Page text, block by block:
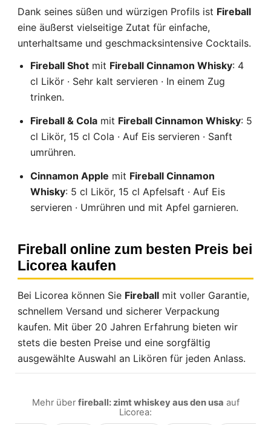
Dank seines süßen und würzigen Profils ist Fireball
eine äußerst vielseitige Zutat für einfache,
unterhaltsame und geschmacksintensive Cocktails.
Fireball Shotmit Fireball Cinnamon Whisky: 4
cl Likör · Sehr kalt servieren · In einem Zug
trinken.
Fireball & Colamit Fireball Cinnamon Whisky: 5
cl Likör, 15 cl Cola · Auf Eis servieren · Sanft
umrühren.
Cinnamon Apple mit Fireball Cinnamon
Whisky: 5 cl Likör, 15 cl Apfelsaft · Auf Eis
servieren · Umrühren und mit Apfel garnieren.
Fireball online zum besten Preis bei
Licorea kaufen
Bei Licorea können Sie Fireball mit voller Garantie,
schnellem Versand und sicherer Verpackung
kaufen. Mit über 20 Jahren Erfahrung bieten wir
stets die besten Preise und eine sorgfältig
ausgewählte Auswahl an Likören für jeden Anlass.
Mehr über fireball: zimt whiskey aus den usa auf
Licorea:
Diese Website verwendet Cookies
Unsere Website verwendet Cookies, die
Informationen in Ihrem Browser und auf Ihrem Gerät
lesen, speichern und schreiben können. Die von
diesen Technologien verarbeiteten Informationen
umfassen Daten, die sich auf Ihr Benutzerkonto
beziehen, und können persönliche Kennungen (z. B.
IP-Adresse und Sitzungsdetails) und Browserverlauf
enthalten. Wir verwenden diese Informationen für
verschiedene Zwecke: zum Beispiel, um auf Ihr
Konto zuzugreifen und Ihren Warenkorb zu
speichern, die Sicherheit zu gewährleisten,
Benutzerentscheidungen zu speichern, unsere
Website zu verbessern und schließlich zu
Marketingzwecken. Sie können die gesamte nicht
wesentliche Verarbeitung ablehnen, indem Sie nur
die erforderlichen Cookies akzeptieren. Sie können
Ihre Auswahl anpassen und die Cookies auswählen,
die wir in Ihrer Sitzung verwenden dürfen.